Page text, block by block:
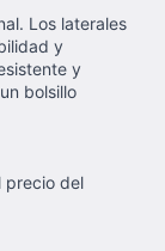
Los laterales
y
y
bolsillo
precio del